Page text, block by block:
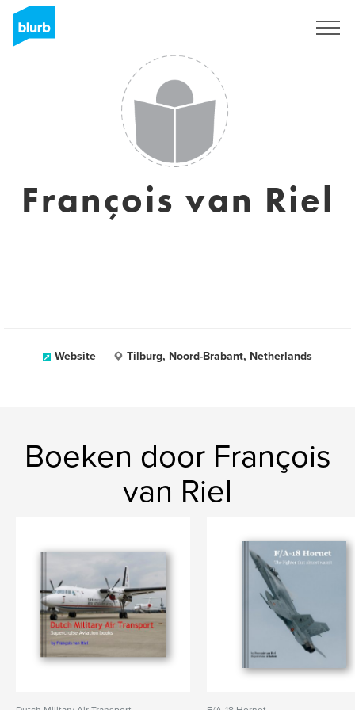
François van Riel
Website Tilburg, Noord-Brabant, Netherlands
Boeken door François
van Riel